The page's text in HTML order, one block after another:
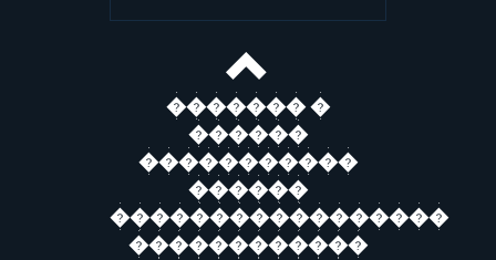
������� �
������
�����������
������
�����������������
������������